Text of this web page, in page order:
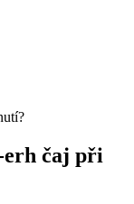
erh čaj při